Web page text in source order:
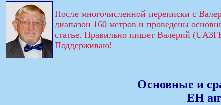
После многочисленной переписки с
диапазон 160 метров и проведены
статье. Правильно пишет Валерий
Поддерживаю!
Основные и
ЕН